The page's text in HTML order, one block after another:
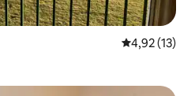
Vidutinis
4,92 (13)